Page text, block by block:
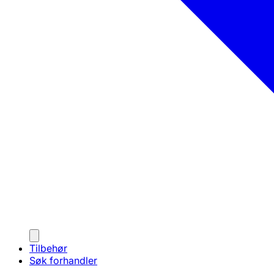
Tilbehør
Søk forhandler